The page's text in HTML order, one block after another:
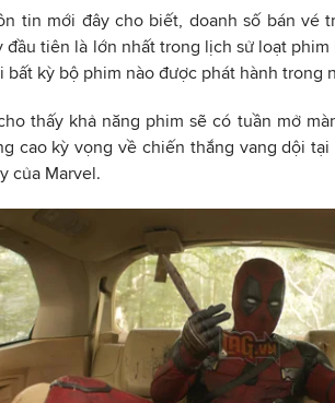
tin mới đây cho biết, doanh số bán vé
đầu tiên là lớn nhất trong lịch sử loạt
bất kỳ bộ phim nào được phát hành trong
thấy khả năng phim sẽ có tuần mở
cao kỳ vọng về chiến thắng vang dội
của Marvel.